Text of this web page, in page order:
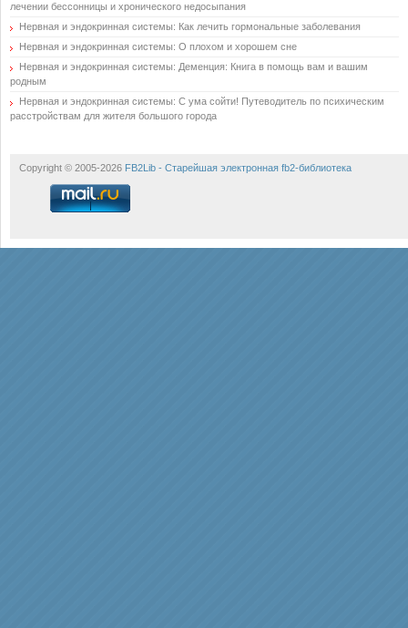
лечении бессонницы и хронического недосыпания
Нервная и эндокринная системы: Как лечить гормональные заболевания
Нервная и эндокринная системы: О плохом и хорошем сне
Нервная и эндокринная системы: Деменция: Книга в помощь вам и вашим
родным
Нервная и эндокринная системы: С ума сойти! Путеводитель по психическим
расстройствам для жителя большого города
Copyright © 2005-2026 FB2Lib - Старейшая электронная fb2-библиотека